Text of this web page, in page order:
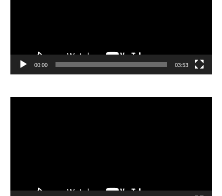
00:00 03:53